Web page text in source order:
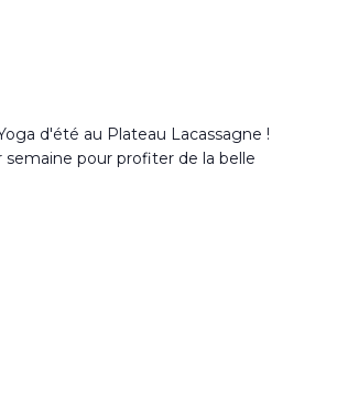
d'été au Plateau Lacassagne !
semaine pour profiter de la belle